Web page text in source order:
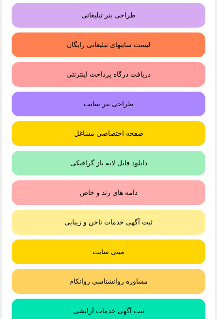
طراحی بنر تبلیغاتی
لیست سایتهای تبلیغاتی رایگان
دریافت درگاه پرداخت اینترنتی
طراحی بنر سایت
صفحه اختصاصی مشاغل
دانلود فایل لایه باز گرافیکی
دامه های رند و خاص
ثبت آگهی خدمات ناخن و زیبایی
مینی سایت
مشاوره روانشناسی روانکام
ثبت آگهی خدمات آرایشی